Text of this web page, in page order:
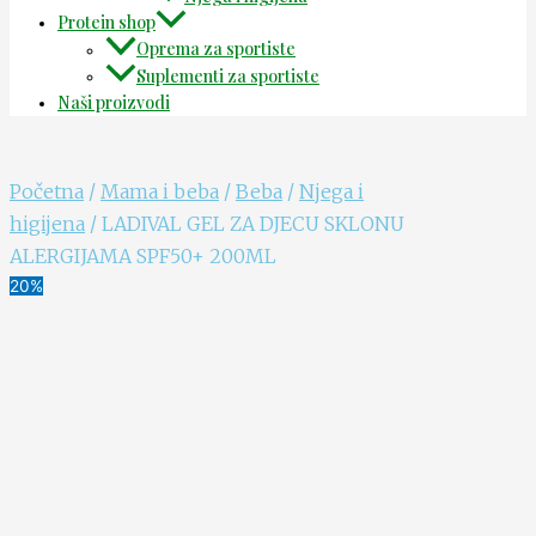
Protein shop
Oprema za sportiste
Suplementi za sportiste
Naši proizvodi
Početna / Mama i beba / Beba / Njega i
higijena / LADIVAL GEL ZA DJECU SKLONU
ALERGIJAMA SPF50+ 200ML
20%